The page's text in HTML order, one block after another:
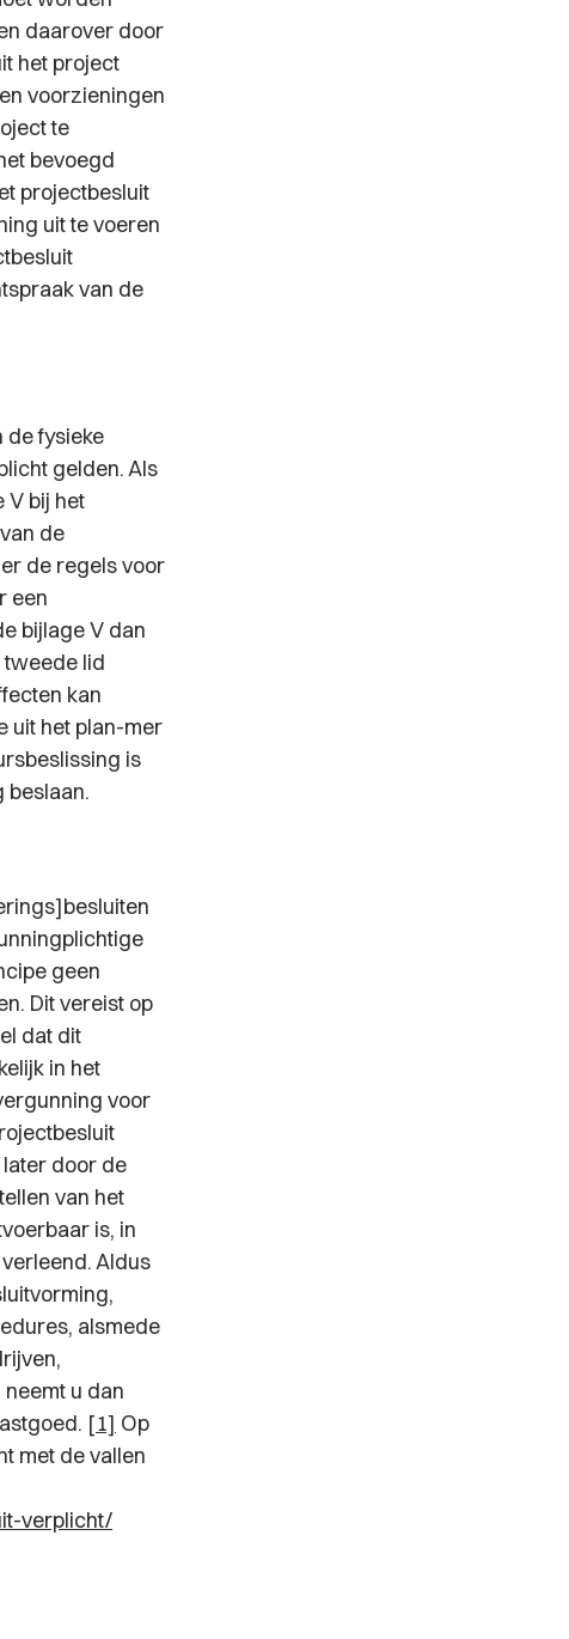
daarover door
het project
voorzieningen
te
bevoegd
projectbesluit
uit te voeren
van de
de fysieke
gelden. Als
V bij het
de
de regels voor
een
bijlage V dan
tweede lid
kan
uit het plan-mer
is
beslaan.
geen
Dit vereist op
dat dit
in het
voor
door de
van het
is, in
Aldus
alsmede
u dan
[1] Op
met de vallen
verplicht/